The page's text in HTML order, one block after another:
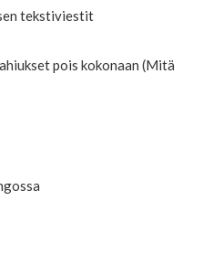
tekstiviestit
pois kokonaan (Mitä